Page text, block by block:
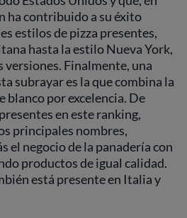
ha contribuido a su éxito
estilos de pizza presentes,
hasta la estilo Nueva York,
Finalmente, una
subrayar es la que combina la
blanco por excelencia. De
en este ranking,
principales nombres,
el negocio de la panadería con
productos de igual calidad.
está presente en Italia y